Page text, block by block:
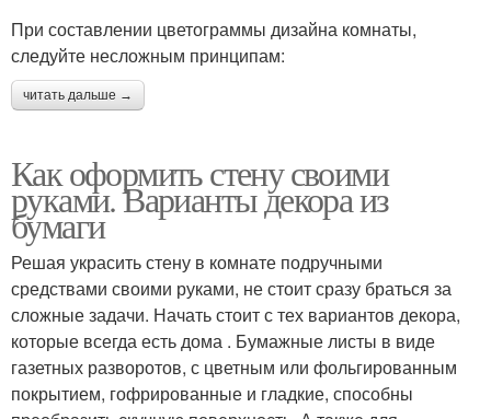
При составлении цветограммы дизайна комнаты,
следуйте несложным принципам:
читать дальше →
Как оформить стену своими
руками. Варианты декора из
бумаги
Решая украсить стену в комнате подручными
средствами своими руками, не стоит сразу браться за
сложные задачи. Начать стоит с тех вариантов декора,
которые всегда есть дома . Бумажные листы в виде
газетных разворотов, с цветным или фольгированным
покрытием, гофрированные и гладкие, способны